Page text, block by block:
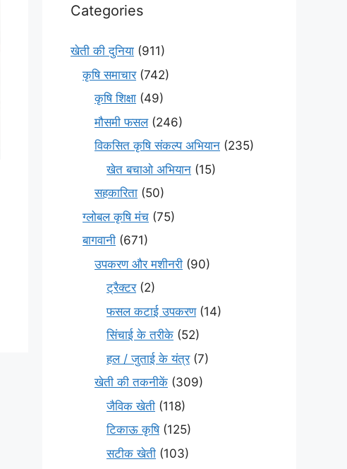
Categories
खेती की दुनिया (911)
कृषि समाचार(742)
कृषि शिक्षा (49)
मौसमी फसल(246)
विकसित कृषि संकल्प अभियान (235)
खेत बचाओ अभियान (15)
सहकारिता (50)
ग्लोबल कृषि मंच (75)
बागवानी (671)
उपकरण और मशीनरी (90)
ट्रैक्टर(2)
फसल कटाई उपकरण(14)
सिंचाई के तरीके (52)
हल / जुताई के यंत्र(7)
खेती की तकनीकें (309)
जैविक खेती (118)
टिकाऊ कृषि(125)
सटीक खेती (103)